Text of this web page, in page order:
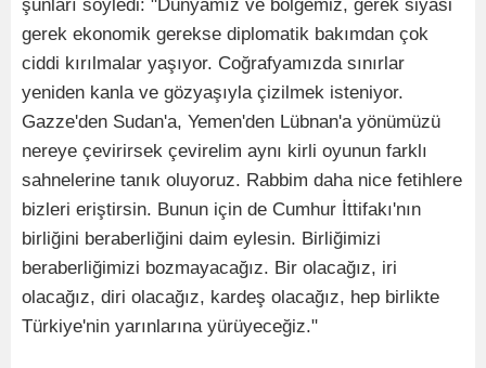
şunları söyledi: "Dünyamız ve bölgemiz, gerek siyasi
gerek ekonomik gerekse diplomatik bakımdan çok
ciddi kırılmalar yaşıyor. Coğrafyamızda sınırlar
yeniden kanla ve gözyaşıyla çizilmek isteniyor.
Gazze'den Sudan'a, Yemen'den Lübnan'a yönümüzü
nereye çevirirsek çevirelim aynı kirli oyunun farklı
sahnelerine tanık oluyoruz. Rabbim daha nice fetihlere
bizleri eriştirsin. Bunun için de Cumhur İttifakı'nın
birliğini beraberliğini daim eylesin. Birliğimizi
beraberliğimizi bozmayacağız. Bir olacağız, iri
olacağız, diri olacağız, kardeş olacağız, hep birlikte
Türkiye'nin yarınlarına yürüyeceğiz."